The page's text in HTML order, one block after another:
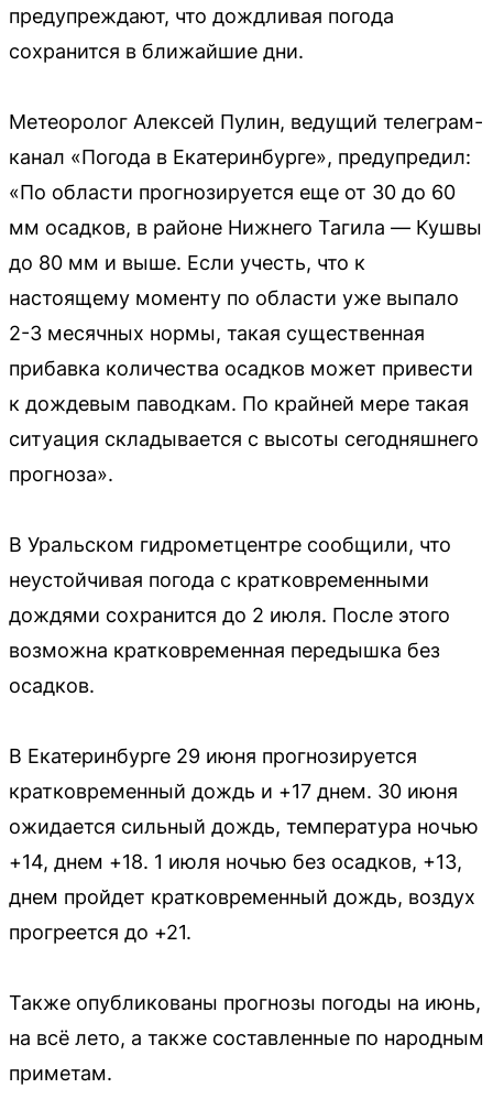
предупреждают, что дождливая погода
сохранится в ближайшие дни.
Метеоролог Алексей Пулин, ведущий телеграм-
канал «Погода в Екатеринбурге», предупредил:
«По области прогнозируется еще от 30 до 60
мм осадков, в районе Нижнего Тагила — Кушвы
до 80 мм и выше. Если учесть, что к
настоящему моменту по области уже выпало
2-3 месячных нормы, такая существенная
прибавка количества осадков может привести
к дождевым паводкам. По крайней мере такая
ситуация складывается с высоты сегодняшнего
прогноза».
В Уральском гидрометцентре сообщили, что
неустойчивая погода с кратковременными
дождями сохранится до 2 июля. После этого
возможна кратковременная передышка без
осадков.
В Екатеринбурге 29 июня прогнозируется
кратковременный дождь и +17 днем. 30 июня
ожидается сильный дождь, температура ночью
+14, днем +18. 1 июля ночью без осадков, +13,
днем пройдет кратковременный дождь, воздух
прогреется до +21.
Также опубликованы прогнозы погоды на июнь,
на всё лето, а также составленные по народным
приметам.